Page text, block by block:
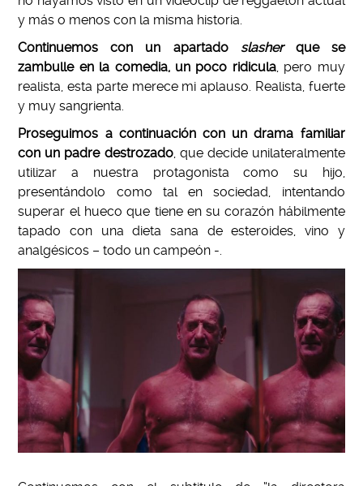
y más o menos con la misma historia.
Continuemos con un apartado slasherque se
zambulle en la comedia, un poco ridicula, pero muy
realista, esta parte merece mi aplauso. Realista, fuerte
y muy sangrienta.
Proseguimos a continuación con un drama familiar
con un padre destrozado, que decide unilateralmente
utilizar a nuestra protagonista como su hijo,
presentándolo como tal en sociedad, intentando
superar el hueco que tiene en su corazón hábilmente
tapado con una dieta sana de esteroides, vino y
analgésicos – todo un campeón -.